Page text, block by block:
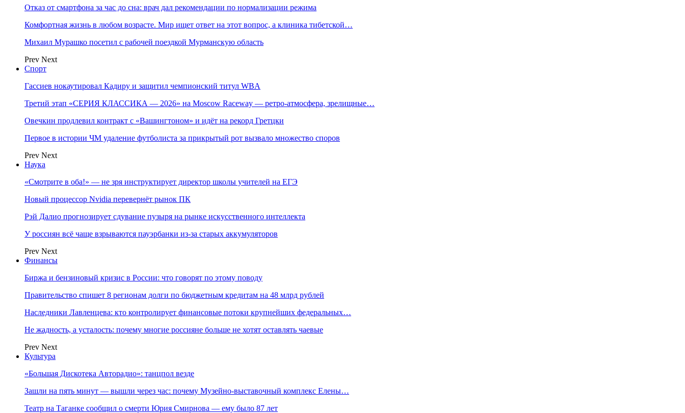
Отказ от смартфона за час до сна: врач дал рекомендации по нормализации режима
Комфортная жизнь в любом возрасте. Мир ищет ответ на этот вопрос, а клиника тибетской…
Михаил Мурашко посетил с рабочей поездкой Мурманскую область
Prev Next
Спорт
Гассиев нокаутировал Кадиру и защитил чемпионский титул WBA
Третий этап «СЕРИЯ КЛАССИКА — 2026» на Moscow Raceway — ретро‑атмосфера, зрелищные…
Овечкин продлевил контракт с «Вашингтоном» и идёт на рекорд Гретцки
Первое в истории ЧМ удаление футболиста за прикрытый рот вызвало множество споров
Prev Next
Наука
«Смотрите в оба!» — не зря инструктирует директор школы учителей на ЕГЭ
Новый процессор Nvidia перевернёт рынок ПК
Рэй Далио прогнозирует сдувание пузыря на рынке искусственного интеллекта
У россиян всё чаще взрываются пауэрбанки из-за старых аккумуляторов
Prev Next
Финансы
Биржа и бензиновый кризис в России: что говорят по этому поводу
Правительство спишет 8 регионам долги по бюджетным кредитам на 48 млрд рублей
Наследники Лавленцева: кто контролирует финансовые потоки крупнейших федеральных…
Не жадность, а усталость: почему многие россияне больше не хотят оставлять чаевые
Prev Next
Культура
«Большая Дискотека Авторадио»: танцпол везде
Зашли на пять минут — вышли через час: почему Музейно-выставочный комплекс Елены…
Театр на Таганке сообщил о смерти Юрия Смирнова — ему было 87 лет